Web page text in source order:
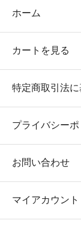
ホーム
カートを見る
特定商取引法
プライバシー
お問い合わせ
マイアカウント